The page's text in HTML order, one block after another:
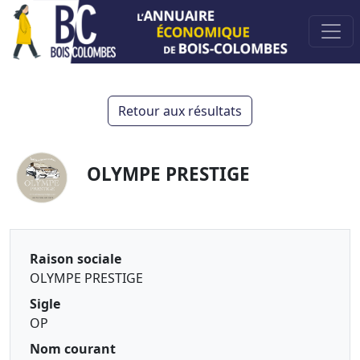
Retour aux résultats
OLYMPE PRESTIGE
Raison sociale
OLYMPE PRESTIGE
Sigle
OP
Nom courant